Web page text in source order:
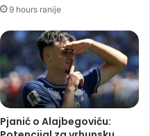
9 hours ranije
Pjanić o Alajbegoviću: